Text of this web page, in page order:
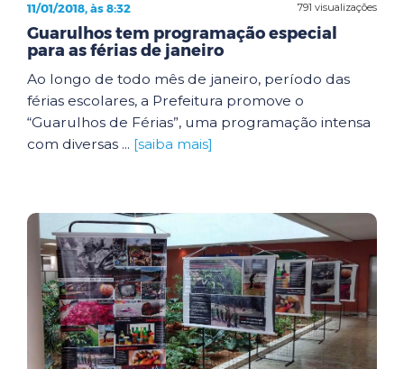
791 visualizações
11/01/2018, às 8:32
Guarulhos tem programação especial
para as férias de janeiro
Ao longo de todo mês de janeiro, período das
férias escolares, a Prefeitura promove o
“Guarulhos de Férias”, uma programação intensa
com diversas ... [saiba mais]